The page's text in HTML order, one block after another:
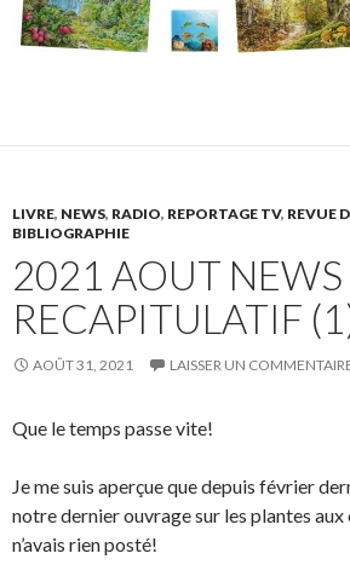
LIVRE, NEWS, RADIO, REPORTAGE TV, REVUE
BIBLIOGRAPHIE
2021 AOUT NEWS
RECAPITULATIF
AOÛT 31, 2021 LAISSER UN
Que le temps passe vite!
Je me suis aperçue que depuis février
notre dernier ouvrage sur les plantes
n’avais rien posté!